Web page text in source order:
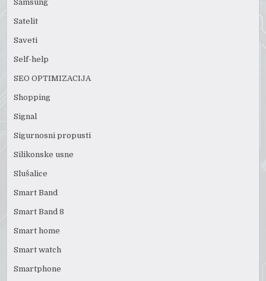
Samsung
Satelit
Saveti
Self-help
SEO OPTIMIZACIJA
Shopping
Signal
Sigurnosni propusti
Silikonske usne
Slušalice
Smart Band
Smart Band 8
Smart home
Smart watch
Smartphone